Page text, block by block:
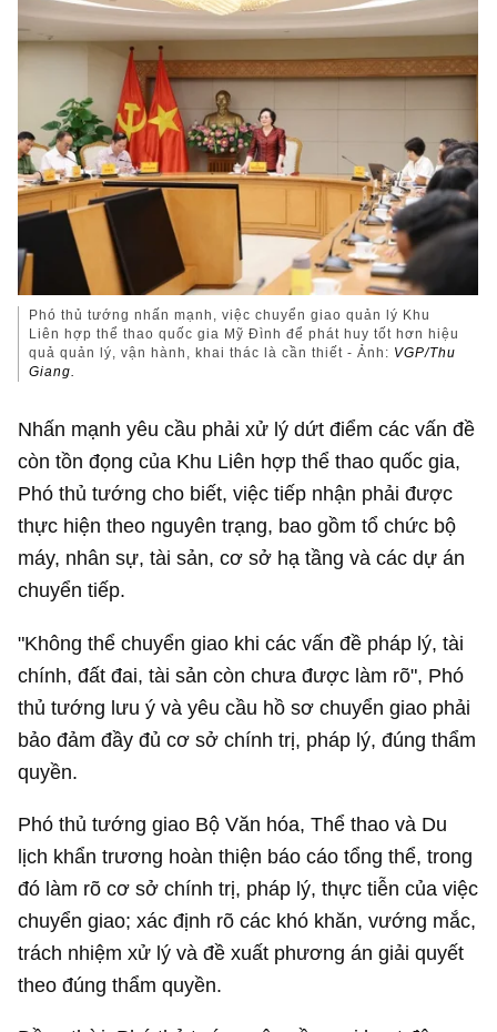
Phó thủ tướng nhấn mạnh, việc chuyển giao quản lý Khu
Liên hợp thể thao quốc gia Mỹ Đình để phát huy tốt hơn hiệu
quả quản lý, vận hành, khai thác là cần thiết - Ảnh: VGP/Thu
Giang.
Nhấn mạnh yêu cầu phải xử lý dứt điểm các vấn đề
còn tồn đọng của Khu Liên hợp thể thao quốc gia,
Phó thủ tướng cho biết, việc tiếp nhận phải được
thực hiện theo nguyên trạng, bao gồm tổ chức bộ
máy, nhân sự, tài sản, cơ sở hạ tầng và các dự án
chuyển tiếp.
"Không thể chuyển giao khi các vấn đề pháp lý, tài
chính, đất đai, tài sản còn chưa được làm rõ", Phó
thủ tướng lưu ý và yêu cầu hồ sơ chuyển giao phải
bảo đảm đầy đủ cơ sở chính trị, pháp lý, đúng thẩm
quyền.
Phó thủ tướng giao Bộ Văn hóa, Thể thao và Du
lịch khẩn trương hoàn thiện báo cáo tổng thể, trong
đó làm rõ cơ sở chính trị, pháp lý, thực tiễn của việc
chuyển giao; xác định rõ các khó khăn, vướng mắc,
trách nhiệm xử lý và đề xuất phương án giải quyết
theo đúng thẩm quyền.